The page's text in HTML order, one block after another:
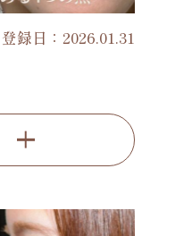
登録日：2026.01.31